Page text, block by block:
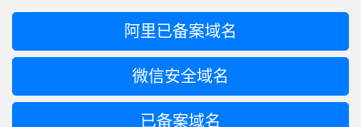
阿里已备案域名
微信安全域名
已备案域名